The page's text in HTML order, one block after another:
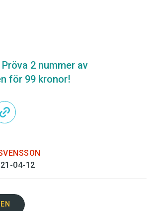
2 nummer av
för 99 kronor!
04-12